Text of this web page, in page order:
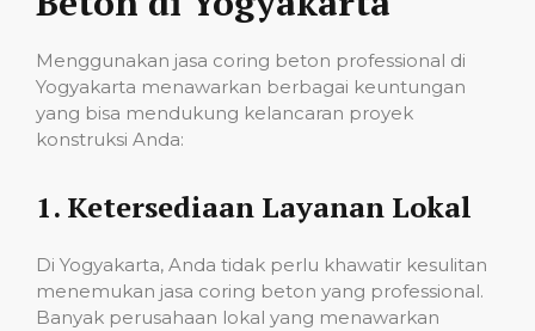
Menggunakan jasa coring beton professional di
Yogyakarta menawarkan berbagai keuntungan
yang bisa mendukung kelancaran proyek
konstruksi Anda:
1. Ketersediaan Layanan Lokal
Di Yogyakarta, Anda tidak perlu khawatir kesulitan
menemukan jasa coring beton yang professional.
Banyak perusahaan lokal yang menawarkan